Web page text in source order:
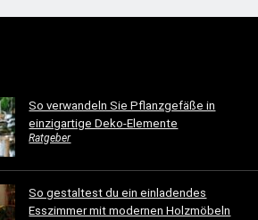
So verwandeln Sie Pflanzgefäße in
einzigartige Deko-Elemente
Ratgeber
So gestaltest du ein einladendes
Esszimmer mit modernen Holzmöbeln